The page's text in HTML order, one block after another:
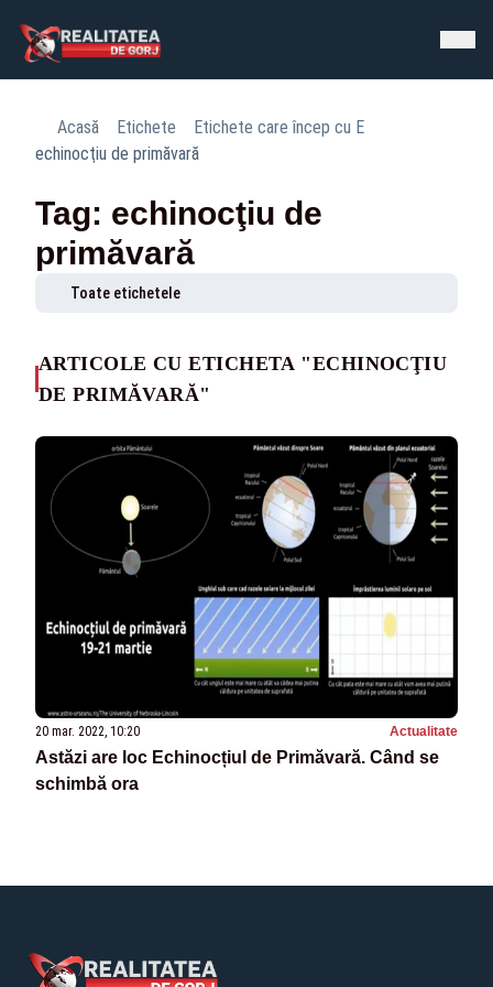
Acasă Etichete
Etichete care încep cu E
echinocţiu de primăvară
Tag: echinocţiu de
primăvară
Toate etichetele
ARTICOLE CU ETICHETA "ECHINOCŢIU
DE PRIMĂVARĂ"
20 mar. 2022, 10:20 Actualitate
Astăzi are loc Echinocțiul de Primăvară. Când se
schimbă ora